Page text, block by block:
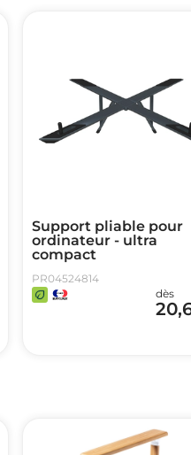
Support pliable pour
ordinateur - ultra
compact
PR04524814
dès